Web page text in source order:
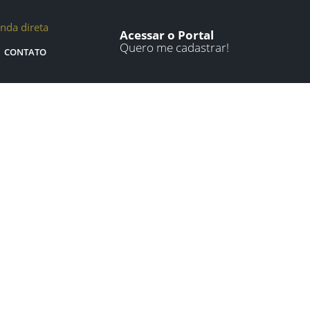
direta
CONTATO
Acessar o Portal
Quero me cadastrar!